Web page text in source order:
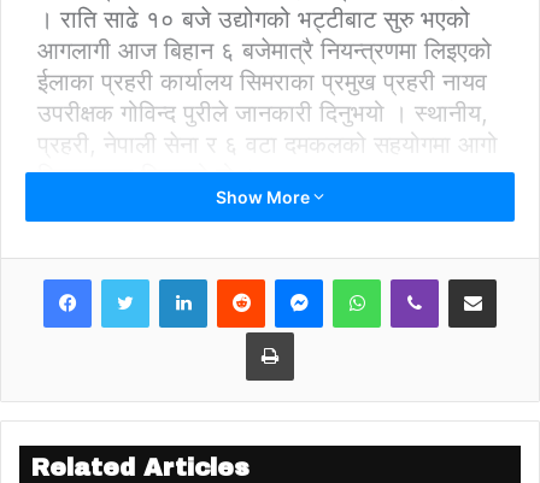
। राति साढे १० बजे उद्योगको भट्टीबाट सुरु भएको
आगलागी आज बिहान ६ बजेमात्रै नियन्त्रणमा लिइएको
ईलाका प्रहरी कार्यालय सिमराका प्रमुख प्रहरी नायव
उपरीक्षक गोविन्द पुरीले जानकारी दिनुभयो । स्थानीय,
प्रहरी, नेपाली सेना र ६ वटा दमकलको सहयोगमा आगो
नियन्त्रणमा लिइएको हो ।
Show More
LinkedInReddit MessengerWhatsAppViber Share via Email
Print
Related Articles